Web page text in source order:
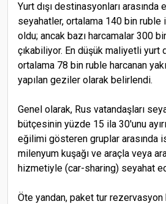
Yurt dışı destinasyonları
seyahatler, ortalama 140 bin ruble
oldu; ancak bazı harcamalar 300
çıkabiliyor. En düşük maliyetli yurt
ortalama 78 bin ruble harcanan
yapılan geziler olarak belirlendi.
Genel olarak, Rus vatandaşları
bütçesinin yüzde 15 ila 30'unu
eğilimi gösteren gruplar arasında
milenyum kuşağı ve araçla veya
hizmetiyle (car-sharing) seyahat
Öte yandan, paket tur